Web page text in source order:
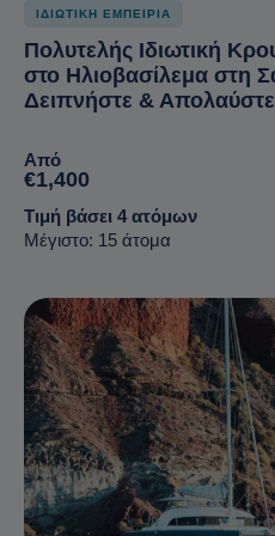
ΙΔΙΩΤΙΚΗ ΕΜΠΕΙΡΙΑ
Πολυτελής Ιδιωτική
στο Ηλιοβασίλεμα στη
Δειπνήστε &
Από
€1,400
Τιμή βάσει 4 ατόμων
Μέγιστο: 15 άτομα